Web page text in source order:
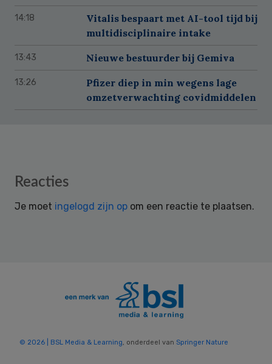
14:18
Vitalis bespaart met AI-tool tijd bij
multidisciplinaire intake
13:43 Nieuwe bestuurder bij Gemiva
13:26
Pfizer diep in min wegens lage
omzetverwachting covidmiddelen
Reader
Reacties
Je moet ingelogd zijn op om een reactie te plaatsen.
© 2026 | BSL Media & Learning, onderdeel van Springer Nature